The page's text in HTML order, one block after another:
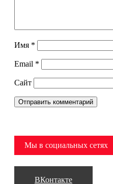
Имя *
Email *
Сайт
Мы в социальных сетях
ВКонтакте